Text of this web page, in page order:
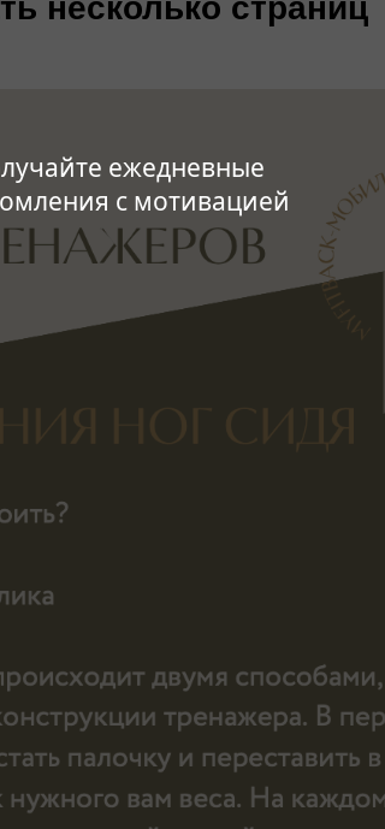
ежедневные
с мотивацией
несколько страниц